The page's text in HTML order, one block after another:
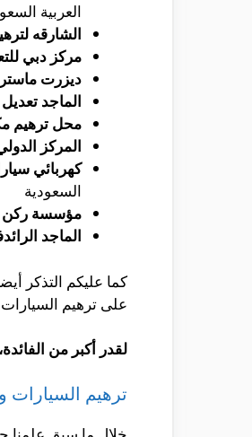
العربية
الشارقه
مركز دبي
ديزرت ماستر
الماجد
محل ترهيم
المركز
كهربائي
السعودية
مؤسسة ركن
الماجد
كما عليكم التذكر
على ترهيم
لقدر أكبر من
ترهيم